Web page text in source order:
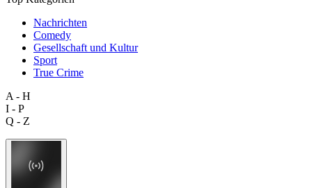
Nachrichten
Comedy
Gesellschaft und Kultur
Sport
True Crime
A - H
I - P
Q - Z